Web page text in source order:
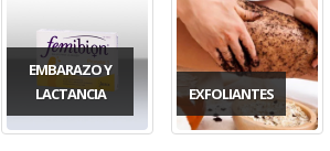
EMBARAZO Y
LACTANCIA
EXFOLIANTES